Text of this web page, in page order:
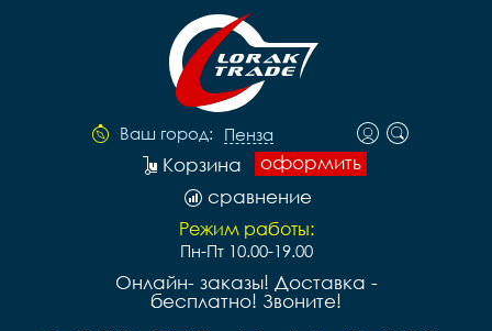
Ваш город: Пенза
оформить
Корзина
сравнение
Режим работы:
Пн-Пт 10.00-19.00
Онлайн- заказы! Доставка -
бесплатно! Звоните!